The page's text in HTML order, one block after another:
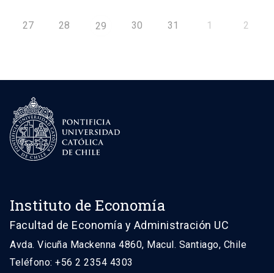
27 28 29 30 31 1 2
Instituto de Economía
Facultad de Economía y Administración UC
Avda. Vicuña Mackenna 4860, Macul. Santiago, Chile
Teléfono: +56 2 2354 4303